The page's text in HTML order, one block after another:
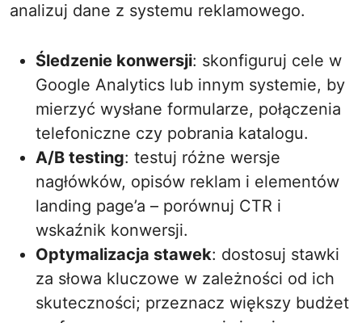
analizuj dane z systemu reklamowego.
Śledzenie konwersji: skonfiguruj cele w
Google Analytics lub innym systemie, by
mierzyć wysłane formularze, połączenia
telefoniczne czy pobrania katalogu.
A/B testing: testuj różne wersje
nagłówków, opisów reklam i elementów
landing page’a – porównuj CTR i
wskaźnik konwersji.
Optymalizacja stawek: dostosuj stawki
za słowa kluczowe w zależności od ich
skuteczności; przeznacz większy budżet